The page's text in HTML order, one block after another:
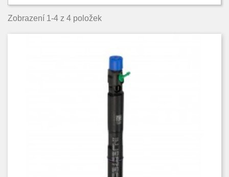
Scout 1
Zobrazení 1-4 z 4 položek